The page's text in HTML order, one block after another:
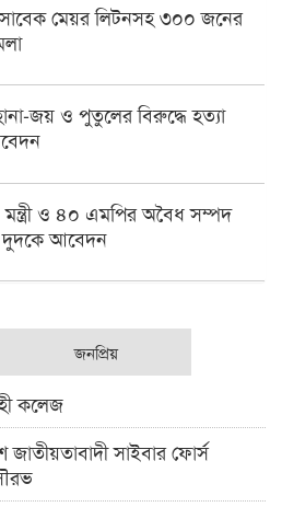
সাবেক মেয়র লিটনসহ ৩০০ জনের
জয় ও পুতুলের বিরুদ্ধে হত্যা
ও ৪০ এমপির অবৈধ সম্পদ
দুদকে আবেদন
জনপ্রিয়
কলেজ
জাতীয়তাবাদী সাইবার ফোর্স